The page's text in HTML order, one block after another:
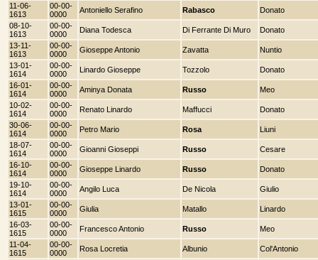
11-06-
1613
00-00-
0000
Antoniello Serafino Rabasco
Donato
08-10-
1613
00-00-
0000
Diana Todesca Di Ferrante Di Muro
Donato
13-11-
1613
00-00-
0000
Gioseppe Antonio Zavatta
Nuntio
13-01-
1614
00-00-
0000
Linardo Gioseppe Tozzolo
Donato
16-01-
1614
00-00-
0000
Aminya Donata Russo
Meo
10-02-
1614
00-00-
0000
Renato Linardo Maffucci
Donato
30-06-
1614
00-00-
0000
Petro Mario Rosa
Liuni
18-07-
1614
00-00-
0000
Gioanni Gioseppi Russo
Cesare
16-10-
1614
00-00-
0000
Gioseppe Linardo Russo
Donato
19-10-
1614
00-00-
0000
Angilo Luca De Nicola
Giulio
13-01-
1615
00-00-
0000
Giulia Matallo
Linardo
16-03-
1615
00-00-
0000
Francesco Antonio Russo
Meo
11-04-
1615
00-00-
0000
Rosa Locretia Albunio
Col'Antonio